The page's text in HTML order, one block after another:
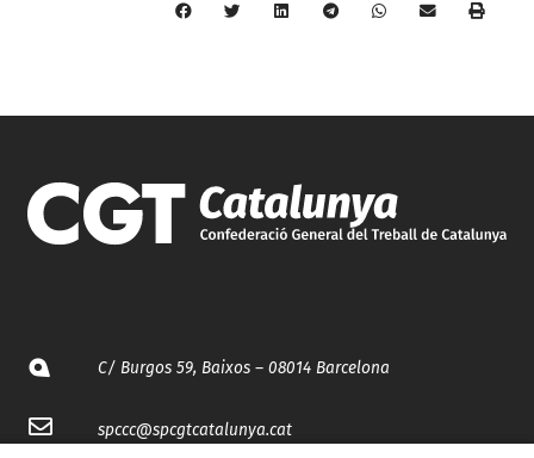
C/ Burgos 59, Baixos – 08014 Barcelona
spccc@spcgtcatalunya.cat